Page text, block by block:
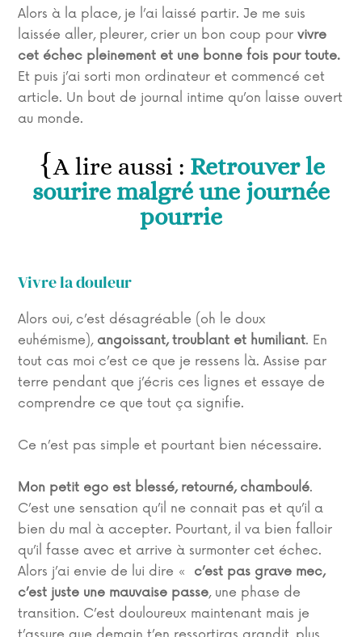
Alors à la place, je l’ai laissé partir. Je me suis
laissée aller, pleurer, crier un bon coup pourvivre
cet échec pleinement et une bonne fois pour toute.
Et puis j’ai sorti mon ordinateur et commencé cet
article. Un bout de journal intime qu’on laisse ouvert
au monde.
A lire aussi : Retrouver le
sourire malgré une journée
pourrie
Vivre la douleur
Alors oui, c’est désagréable (oh le doux
euhémisme), angoissant, troublant et humiliant. En
tout cas moi c’est ce que je ressens là. Assise par
terre pendant que j’écris ces lignes et essaye de
comprendre ce que tout ça signifie.
Ce n’est pas simple et pourtant bien nécessaire.
Mon petit ego est blessé, retourné, chamboulé.
C’est une sensation qu’il ne connait pas et qu’il a
bien du mal à accepter. Pourtant, il va bien falloir
qu’il fasse avec et arrive à surmonter cet échec.
Alors j’ai envie de lui dire «
c’est pas grave mec,
c’est juste une mauvaise passe, une phase de
transition. C’est douloureux maintenant mais je